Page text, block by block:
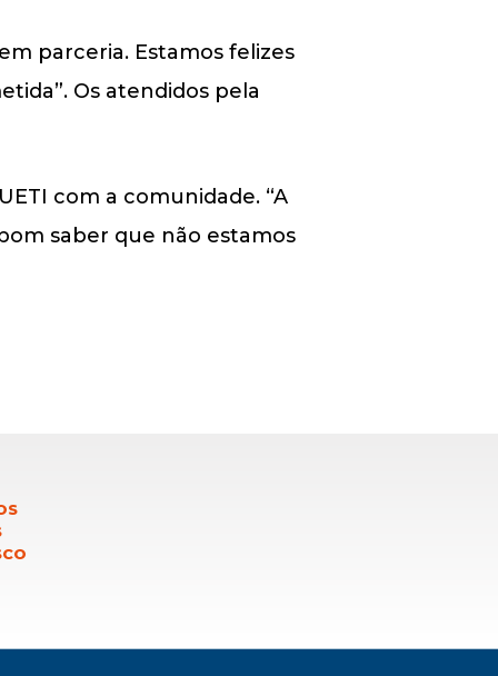
parceria. Estamos felizes
Os atendidos pela
com a comunidade. “A
saber que não estamos